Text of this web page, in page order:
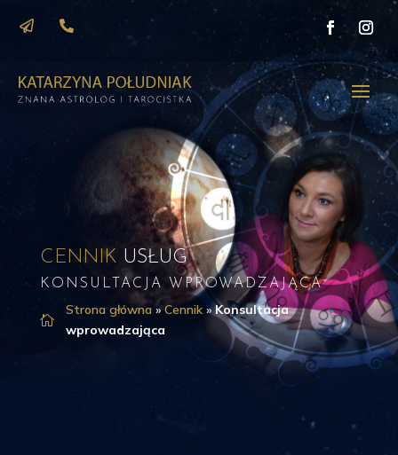
 
CENNIK USŁUG
KONSULTACJA WPROWADZAJĄCA

Strona główna» Cennik»Konsultacja
wprowadzająca